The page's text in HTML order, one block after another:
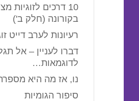
10 דרכים לזוגיות
בקורונה (חלק ב')
רעיונות לערב דייט
דברו לעניין – אל
לדוגמאות…
נו, אז מה היא
סיפור הגומיות